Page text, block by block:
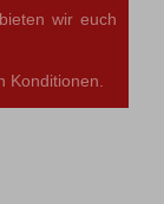
wir euch
Konditionen.